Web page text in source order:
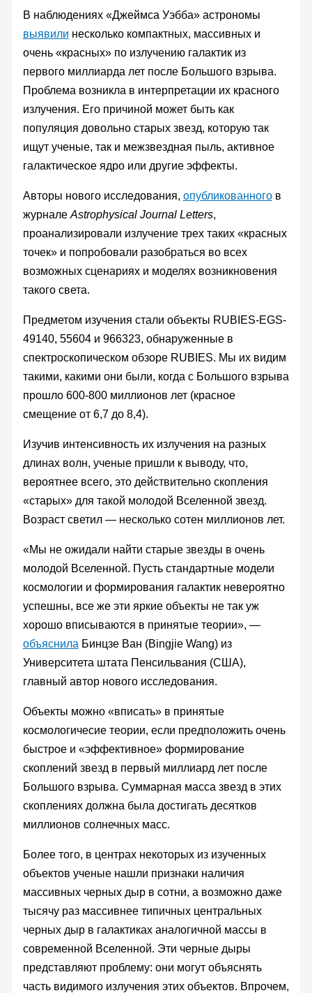
В наблюдениях «Джеймса Уэбба» астрономы
выявили несколько компактных, массивных и
очень «красных» по излучению галактик из
первого миллиарда лет после Большого взрыва.
Проблема возникла в интерпретации их красного
излучения. Его причиной может быть как
популяция довольно старых звезд, которую так
ищут ученые, так и межзвездная пыль, активное
галактическое ядро или другие эффекты.
Авторы нового исследования, опубликованногов
журнале Astrophysical Journal Letters,
проанализировали излучение трех таких «красных
точек» и попробовали разобраться во всех
возможных сценариях и моделях возникновения
такого света.
Предметом изучения стали объекты RUBIES-EGS-
49140, 55604 и 966323, обнаруженные в
спектроскопическом обзоре RUBIES. Мы их видим
такими, какими они были, когда с Большого взрыва
прошло 600-800 миллионов лет (красное
смещение от 6,7 до 8,4).
Изучив интенсивность их излучения на разных
длинах волн, ученые пришли к выводу, что,
вероятнее всего, это действительно скопления
«старых» для такой молодой Вселенной звезд.
Возраст светил — несколько сотен миллионов лет.
«Мы не ожидали найти старые звезды в очень
молодой Вселенной. Пусть стандартные модели
космологии и формирования галактик невероятно
успешны, все же эти яркие объекты не так уж
хорошо вписываются в принятые теории», —
объяснила Бинцзе Ван (Bingjie Wang) из
Университета штата Пенсильвания (США),
главный автор нового исследования.
Объекты можно «вписать» в принятые
космологичесие теории, если предположить очень
быстрое и «эффективное» формирование
скоплений звезд в первый миллиард лет после
Большого взрыва. Суммарная масса звезд в этих
скоплениях должна была достигать десятков
миллионов солнечных масс.
Более того, в центрах некоторых из изученных
объектов ученые нашли признаки наличия
массивных черных дыр в сотни, а возможно даже
тысячу раз массивнее типичных центральных
черных дыр в галактиках аналогичной массы в
современной Вселенной. Эти черные дыры
представляют проблему: они могут объяснять
часть видимого излучения этих объектов. Впрочем,